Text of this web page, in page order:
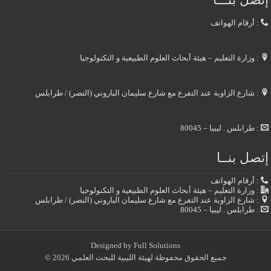
: أرقام الهواتف
: وزارة التعليم – هيئة أبحاث العلوم الطبيعية و التكنولوجيا
: شارع الزاوية عند التفرع مع شارع سليمان الباروني (النصر) / طرابلس
: طرابلس . ليبيا – 80045
بنــا
: أرقام الهواتف
: وزارة التعليم – هيئة أبحاث العلوم الطبيعية و التكنولوجيا
: شارع الزاوية عند التفرع مع شارع سليمان الباروني (النصر) / طرابلس
: طرابلس . ليبيا – 80045
Designed byFull Solutions
جميع الحقوق محفوظة لهيئة الليبية للبحث العلمي 2026 ©